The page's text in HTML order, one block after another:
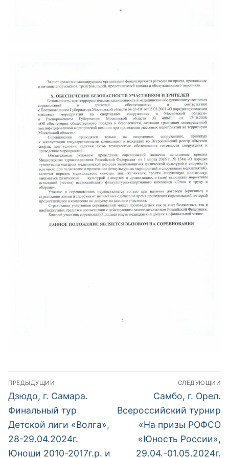
Навигация
по
записям
ПРЕДЫДУЩИЙ
Предыдущий
пост:
Дзюдо, г. Самара.
Финальный тур
Детской лиги «Волга»,
28-29.04.2024г.
Юноши 2010-2017г.р. и
СЛЕДУЮЩИЙ
Следующий
пост:
Самбо, г. Орел.
Всероссийский турнир
«На призы РОФСО
«Юность России»,
29.04.-01.05.2024г.